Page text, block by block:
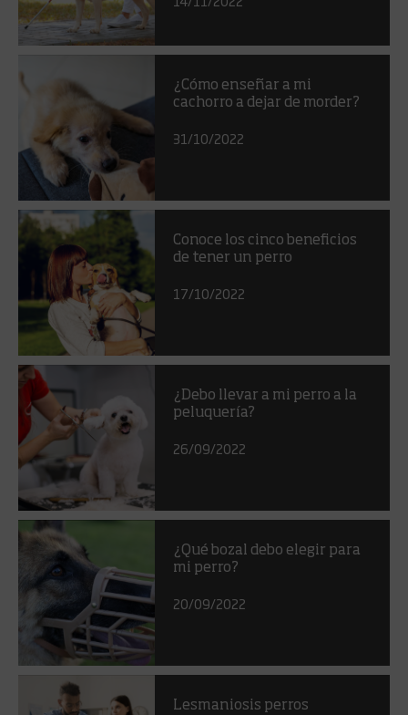
¿Cómo enseñar a mi
cachorro a dejar de morder?
31/10/2022
Conoce los cinco beneficios
de tener un perro
17/10/2022
¿Debo llevar a mi perro a la
peluquería?
26/09/2022
¿Qué bozal debo elegir para
mi perro?
20/09/2022
Lesmaniosis perros